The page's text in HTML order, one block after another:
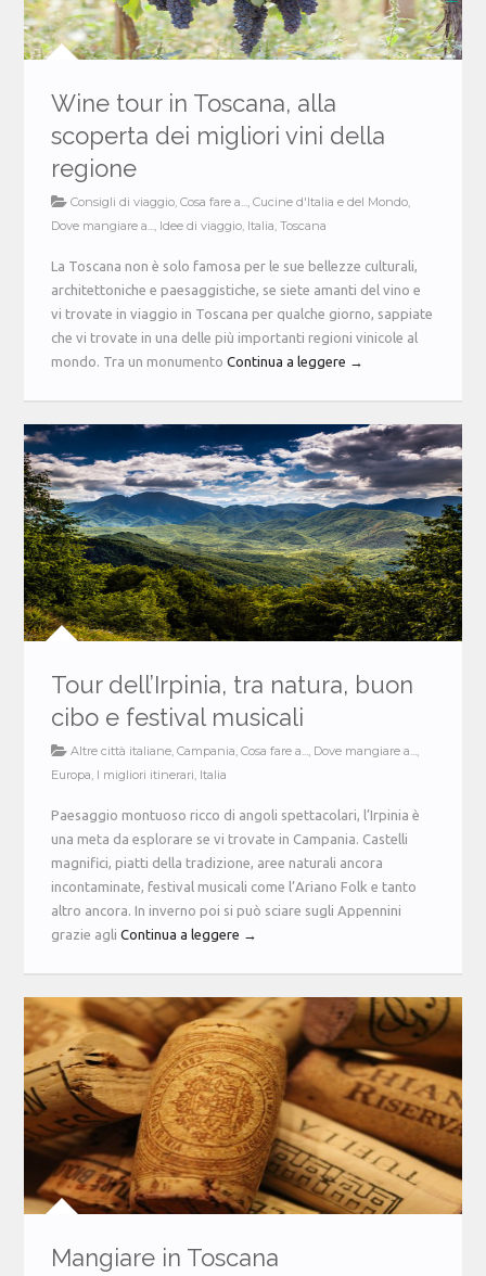
Wine tour in Toscana, alla
scoperta dei migliori vini della
regione
Consigli di viaggio,Cosa fare a...,Cucine d'Italia e del Mondo,
Dove mangiare a..., Idee di viaggio, Italia,Toscana
La Toscana non è solo famosa per le sue bellezze culturali,
architettoniche e paesaggistiche, se siete amanti del vino e
vi trovate in viaggio in Toscana per qualche giorno, sappiate
che vi trovate in una delle più importanti regioni vinicole al
mondo. Tra un monumentoContinua a leggere →
Tour dell’Irpinia, tra natura, buon
cibo e festival musicali
Altre città italiane,Campania,Cosa fare a..., Dove mangiare a...,
Europa, I migliori itinerari, Italia
Paesaggio montuoso ricco di angoli spettacolari, l’Irpinia è
una meta da esplorare se vi trovate in Campania. Castelli
magnifici, piatti della tradizione, aree naturali ancora
incontaminate, festival musicali come l’Ariano Folk e tanto
altro ancora. In inverno poi si può sciare sugli Appennini
grazie agliContinua a leggere →
Mangiare in Toscana